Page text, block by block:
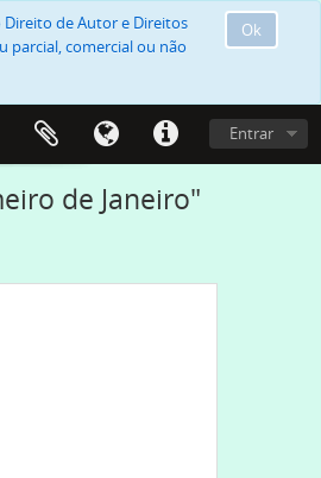
Ok
Direito de Autor e Direitos
parcial, comercial ou não
Entrar
de Janeiro"